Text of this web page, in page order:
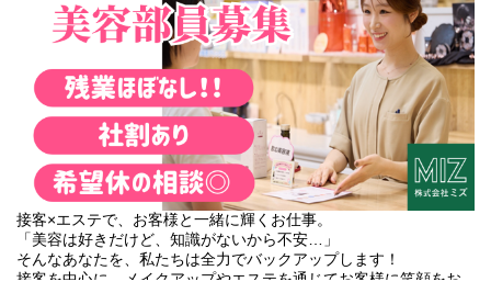
＊ 安心して長く働ける環境＊
残業は月平均3時間！希望休の相談OK！
シフト制ですが、あなたのプライベートな予定もしっかり考慮し
ます。
<業務内容>
●無料肌診断
●お肌のお悩み相談
●無料スキンケア体感
​●無料メイク体感
●レジ・電話対応
●カルテ・伝票の整理 など
＜勤務地＞
接客×エステで、お客様と一緒に輝くお仕事。
「美容は好きだけど、知識がないから不安…」
そんなあなたを、私たちは全力でバックアップします！
接客を中心に、メイクアップやエステを通じてお客様に笑顔をお